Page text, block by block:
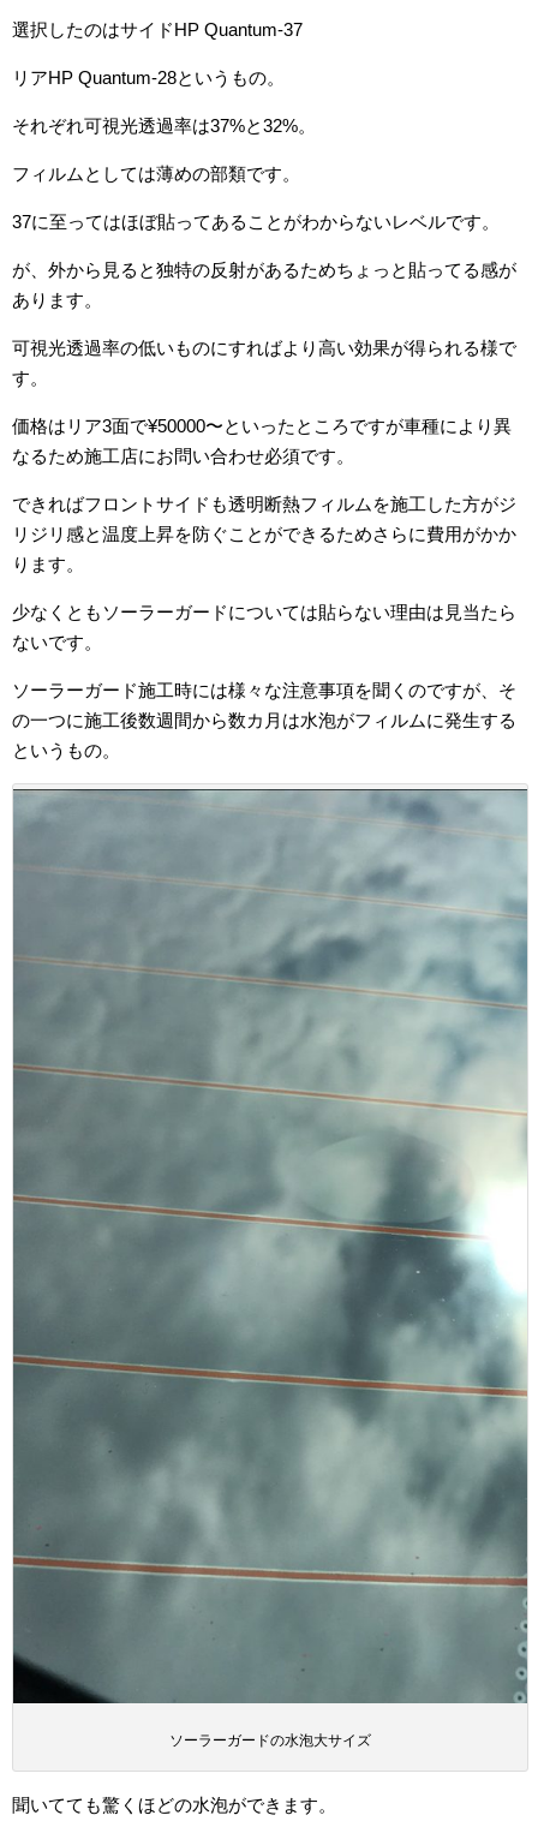
選択したのはサイドHP Quantum-37
リアHP Quantum-28というもの。
それぞれ可視光透過率は37%と32%。
フィルムとしては薄めの部類です。
37に至ってはほぼ貼ってあることがわからないレベルです。
が、外から見ると独特の反射があるためちょっと貼ってる感が
あります。
可視光透過率の低いものにすればより高い効果が得られる様で
す。
価格はリア3面で¥50000〜といったところですが車種により異
なるため施工店にお問い合わせ必須です。
できればフロントサイドも透明断熱フィルムを施工した方がジ
リジリ感と温度上昇を防ぐことができるためさらに費用がかか
ります。
少なくともソーラーガードについては貼らない理由は見当たら
ないです。
ソーラーガード施工時には様々な注意事項を聞くのですが、そ
の一つに施工後数週間から数カ月は水泡がフィルムに発生する
というもの。
ソーラーガードの水泡大サイズ
聞いてても驚くほどの水泡ができます。